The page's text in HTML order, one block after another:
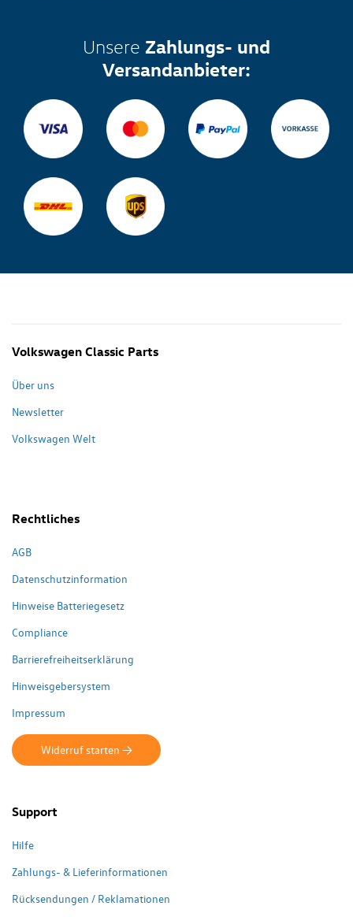
Unsere Zahlungs- und
Versandanbieter:
Volkswagen Classic Parts
Über uns
Newsletter
Volkswagen Welt
Rechtliches
AGB
Datenschutzinformation
Hinweise Batteriegesetz
Compliance
Barrierefreiheitserklärung
Hinweisgebersystem
Impressum
Widerruf starten ->
Support
Hilfe
Zahlungs- & Lieferinformationen
Rücksendungen / Reklamationen